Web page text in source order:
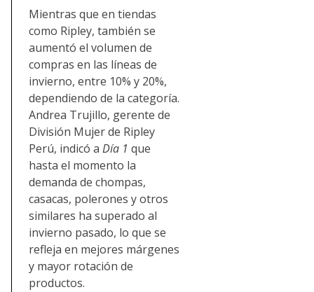
Mientras que en tiendas
como Ripley, también se
aumentó el volumen de
compras en las líneas de
invierno, entre 10% y 20%,
dependiendo de la categoría.
Andrea Trujillo, gerente de
División Mujer de Ripley
Perú, indicó a Día 1 que
hasta el momento la
demanda de chompas,
casacas, polerones y otros
similares ha superado al
invierno pasado, lo que se
refleja en mejores márgenes
y mayor rotación de
productos.